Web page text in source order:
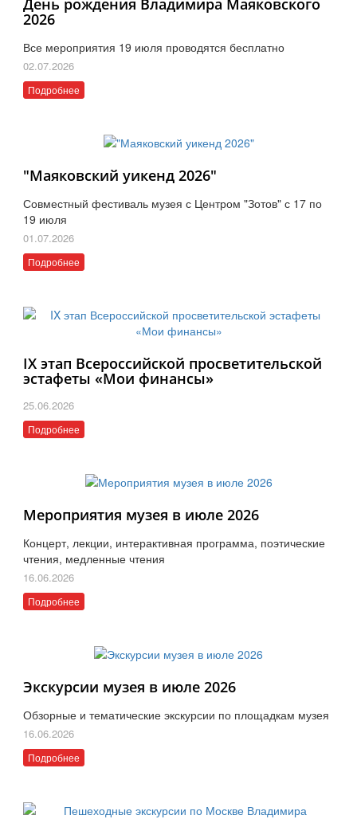
День рождения Владимира Маяковского
2026
Все мероприятия 19 июля проводятся бесплатно
02.07.2026
Подробнее
"Маяковский уикенд 2026"
Совместный фестиваль музея с Центром "Зотов" с 17 по
19 июля
01.07.2026
Подробнее
IX этап Всероссийской просветительской
эстафеты «Мои финансы»
25.06.2026
Подробнее
Мероприятия музея в июле 2026
Концерт, лекции, интерактивная программа, поэтические
чтения, медленные чтения
16.06.2026
Подробнее
Экскурсии музея в июле 2026
Обзорные и тематические экскурсии по площадкам музея
16.06.2026
Подробнее